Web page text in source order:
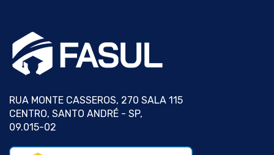
RUA MONTE CASSEROS, 270 SALA 115
CENTRO, SANTO ANDRÉ - SP,
09.015-02